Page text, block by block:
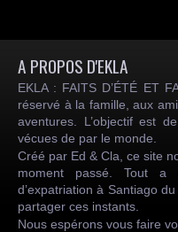
A PROPOS D'EKLA
EKLA : FAITS D’ÉTÉ ET
réservé à la famille, aux
aventures. L’objectif est
vécues de par le monde.
Créé par Ed & Cla, ce site
moment passé. Tout a
d’expatriation à Santiago
partager ces instants.
Nous espérons vous faire